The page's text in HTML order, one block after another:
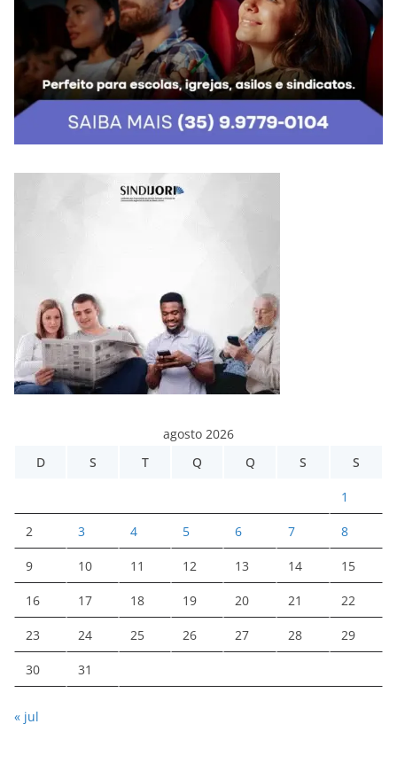
agosto 2026
D
S T Q Q S S
1
2 3 4 5 6 7 8
9 10 11 12 13 14 15
16 17 18 19 20 21 22
23 24 25 26 27 28 29
30 31
« jul